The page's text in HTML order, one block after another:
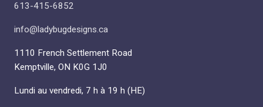
613-415-6852
info@ladybugdesigns.ca
1110 French Settlement Road
Kemptville, ON K0G 1J0
Lundi au vendredi, 7 h à 19 h (HE)